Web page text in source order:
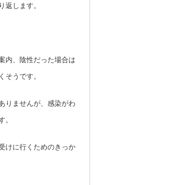
返します。
内、陰性だった場合は
そうです。
りませんが、 感染がわ
。
けに行くためのきっか